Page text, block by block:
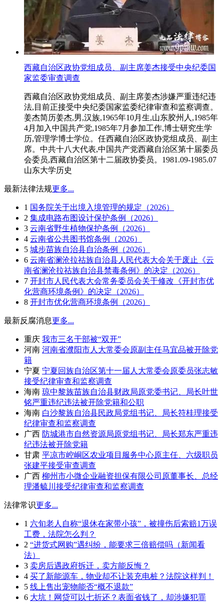
西藏自治区政协党组成员、副主席姜杰接受中央纪委国
家监委审查调查
西藏自治区政协党组成员、副主席姜杰涉嫌严重违纪违
法,目前正接受中央纪委国家监委纪律审查和监察调查。
姜杰简历姜杰,男,汉族,1965年10月生,山东胶州人,1985年
4月加入中国共产党,1985年7月参加工作,博士研究生学
历,管理学博士学位。任西藏自治区政协党组成员、副主
席。中共十八大代表,中国共产党西藏自治区第十届委员
会委员,西藏自治区第十二届政协委员。1981.09-1985.07
山东大学历史
最新法律法规更多...
1 国务院关于出境入境管理的规定（2026）
2 集成电路布图设计保护条例（2026）
3 云南省野生植物保护条例（2026）
4 云南省公共图书馆条例（2026）
5 城步苗族自治县自治条例（2026）
6 云南省澜沧拉祜族自治县人民代表大会关于废止《云
南省澜沧拉祜族自治县禁毒条例》的决定（2026）
7 开封市人民代表大会常务委员会关于修改《开封市优
化营商环境条例》的决定（2026）
8 开封市优化营商环境条例（2026）
最新反腐消息更多...
重庆 我市三名干部被“双开”
河南 河南省濮阳市人大常委会原副主任马宜品被开除党
籍
宁夏 宁夏回族自治区第十一届人大常委会原委员张志敏
接受纪律审查和监察调查
海南 琼中黎族苗族自治县财政局原党委书记、局长叶世
铭严重违纪违法被开除党籍和公职
海南 白沙黎族自治县民政局党组书记、局长符桂理接受
纪律审查和监察调查
广西 防城港市自然资源局原党组书记、局长郑东严重违
纪违法被开除党籍
甘肃 平凉市崆峒区农业项目服务中心原主任、六级职员
张建平接受审查调查
广西 柳州市小微企业融资担保有限公司原董事长、总经
理潘毓川接受纪律审查和监察调查
法律常识更多...
1 六旬老人自称“退休在家带小孩”，被撞伤后索赔1万误
工费，法院怎么判？
2 “进货式网购”遇纠纷，能要求三倍赔偿吗（新闻看
法）
3 卖房后遇政府拆迁，卖方能反悔？
4 买了新能源车，物业却不让装充电桩？法院这样判！
5 线上售出宠物能否“概不退款”
6 大坑！网贷可以七折还？表面省钱了，却涉嫌犯罪